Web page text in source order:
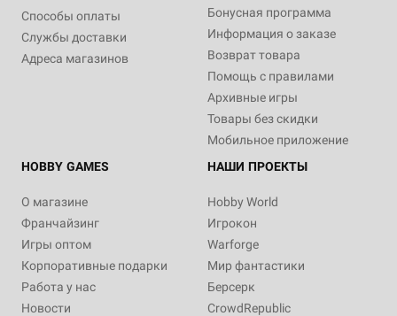
Способы оплаты
Службы доставки
Адреса магазинов
Бонусная программа
Информация о заказе
Возврат товара
Помощь с правилами
Архивные игры
Товары без скидки
Мобильное приложение
HOBBY GAMES
О магазине
Франчайзинг
Игры оптом
Корпоративные подарки
Работа у нас
Новости
НАШИ ПРОЕКТЫ
Hobby World
Игрокон
Warforge
Мир фантастики
Берсерк
CrowdRepublic